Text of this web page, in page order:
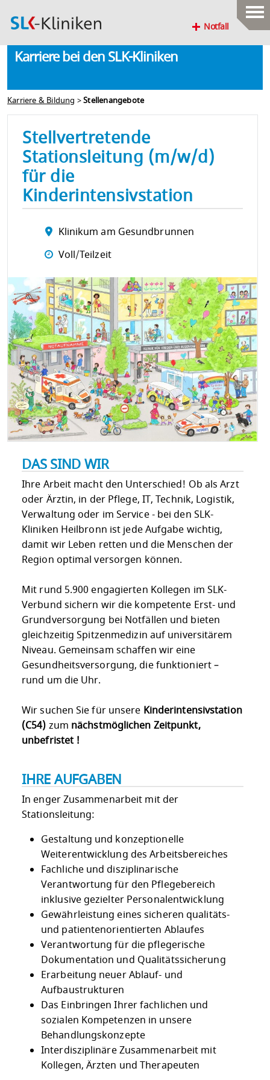
Notfall
Karriere bei den SLK-Kliniken
Karriere & Bildung >Stellenangebote
Stellvertretende
Stationsleitung (m/w/d)
für die
Kinderintensivstation
Klinikum am Gesundbrunnen
Voll/Teilzeit
DAS SIND WIR
Ihre Arbeit macht den Unterschied! Ob als Arzt
oder Ärztin, in der Pflege, IT, Technik, Logistik,
Verwaltung oder im Service - bei den SLK-
Kliniken Heilbronn ist jede Aufgabe wichtig,
damit wir Leben retten und die Menschen der
Region optimal versorgen können.
Mit rund 5.900 engagierten Kollegen im SLK-
Verbund sichern wir die kompetente Erst- und
Grundversorgung bei Notfällen und bieten
gleichzeitig Spitzenmedizin auf universitärem
Niveau. Gemeinsam schaffen wir eine
Gesundheitsversorgung, die funktioniert –
rund um die Uhr.
Wir suchen Sie für unsere Kinderintensivstation
(C54) zum nächstmöglichen Zeitpunkt,
unbefristet !
IHRE AUFGABEN
In enger Zusammenarbeit mit der
Stationsleitung:
Gestaltung und konzeptionelle
Weiterentwicklung des Arbeitsbereiches
Fachliche und disziplinarische
Verantwortung für den Pflegebereich
inklusive gezielter Personalentwicklung
Gewährleistung eines sicheren qualitäts-
und patientenorientierten Ablaufes
Verantwortung für die pflegerische
Dokumentation und Qualitätssicherung
Erarbeitung neuer Ablauf- und
Aufbaustrukturen
Das Einbringen Ihrer fachlichen und
sozialen Kompetenzen in unsere
Behandlungskonzepte
Interdisziplinäre Zusammenarbeit mit
Kollegen, Ärzten und Therapeuten